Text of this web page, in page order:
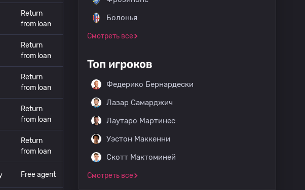
Return
from loan
Return
from loan
Return
from loan
Return
from loan
Return
from loan
Free agent
Болонья
Смотреть все
Топ игроков
Федерико Бернардески
Лазар Самарджич
Лаутаро Мартинес
Уэстон Маккенни
Скотт Мактоминей
Смотреть все